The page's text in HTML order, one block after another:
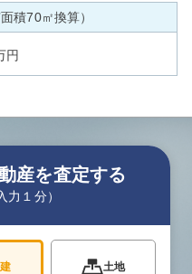
積70㎡換算）
円
産を査定する
力１分）
土地